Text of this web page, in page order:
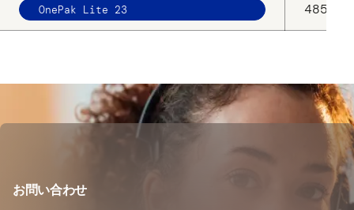
OnePak Lite 23 485 x
お問い合わせ